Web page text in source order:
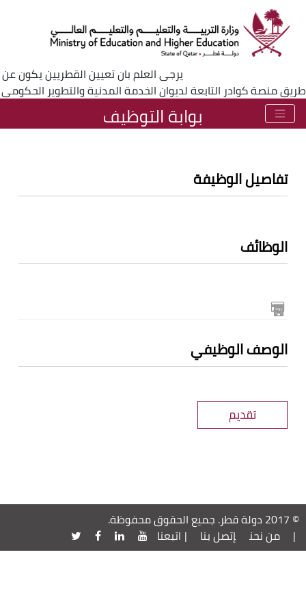
يرجى العلم بان تعيين القطريين يكون عن
طريق منصة كوادر التابعة لديوان الخدمة المدنية والتطوير الحكومي
بوابة التوظيف
تفاصيل الوظيفة
الوظائف
الوصف الوظيفي
تقديم
© 2017 دولة قطر. جميع الحقوق محفوظة.
|
من نحن إتصل بنا | اتبعنا